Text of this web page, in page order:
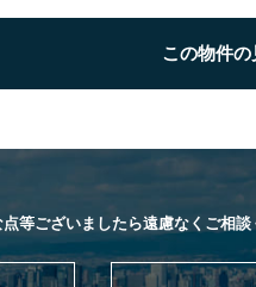
この物件
等ございましたら遠慮なくご相談